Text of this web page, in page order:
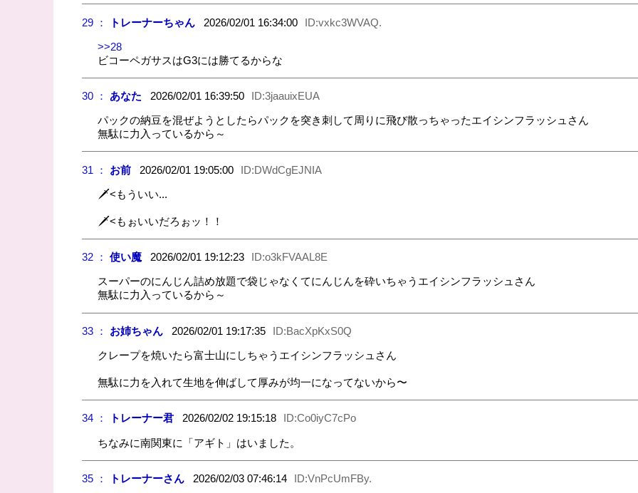
29 ： トレーナーちゃん2026/02/01 16:34:00 ID:vxkc3WVAQ.
>>28
ビコーペガサスはG3には勝てるからな
30 ： あなた 2026/02/01 16:39:50 ID:3jaauixEUA
パックの納豆を混ぜようとしたらパックを突き刺して周りに飛び散っちゃったエイシンフラッシュさん
無駄に力入っているから～
31 ： お前2026/02/01 19:05:00 ID:DWdCgEJNIA
🗡️<もういい...
🗡️<もぉいいだろぉッ！！
32 ： 使い魔2026/02/01 19:12:23 ID:o3kFVAAL8E
スーパーのにんじん詰め放題で袋じゃなくてにんじんを砕いちゃうエイシンフラッシュさん
無駄に力入っているから～
33 ： お姉ちゃん2026/02/01 19:17:35 ID:BacXpKxS0Q
クレープを焼いたら富士山にしちゃうエイシンフラッシュさん
無駄に力を入れて生地を伸ばして厚みが均一になってないから〜
34 ： トレーナー君2026/02/02 19:15:18 ID:Co0iyC7cPo
ちなみに南関東に「アギト」はいました。
35 ： トレーナーさん2026/02/03 07:46:14 ID:VnPcUmFBy.